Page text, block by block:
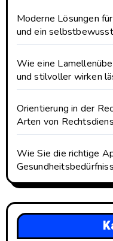
Moderne Lösungen
und ein
Wie eine
und stilvoller wirken
Orientierung in der
Arten von
Wie Sie die richtige